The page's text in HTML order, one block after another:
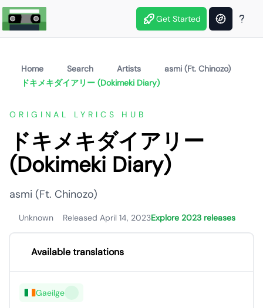
Get Started
Home Search Artists
​asmi (Ft. Chinozo)
ドキメキダイアリー (Dokimeki Diary)
ORIGINAL LYRICS HUB
ドキメキダイアリー
(Dokimeki Diary)
​asmi (Ft. Chinozo)
Unknown Released April 14, 2023Explore 2023 releases
Available translations
Gaeilge